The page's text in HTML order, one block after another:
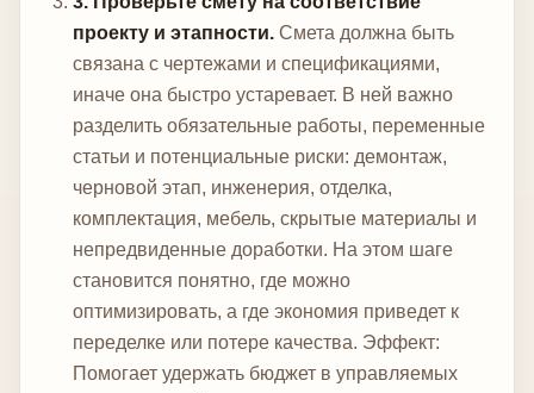
проекту и этапности. Смета должна быть
связана с чертежами и спецификациями,
иначе она быстро устаревает. В ней важно
разделить обязательные работы, переменные
статьи и потенциальные риски: демонтаж,
черновой этап, инженерия, отделка,
комплектация, мебель, скрытые материалы и
непредвиденные доработки. На этом шаге
становится понятно, где можно
оптимизировать, а где экономия приведет к
переделке или потере качества. Эффект:
Помогает удержать бюджет в управляемых